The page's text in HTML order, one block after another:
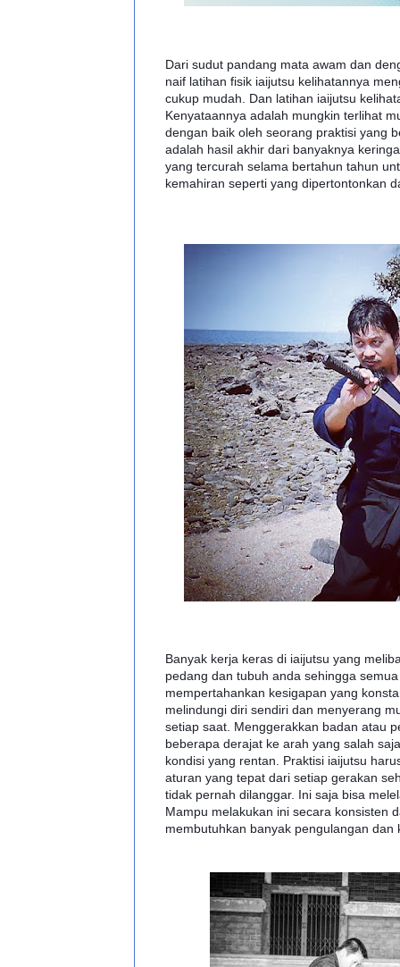
Dari sudut pandang mata awam dan
naif latihan fisik iaijutsu kelihatannya
cukup mudah. Dan latihan iaijutsu
Kenyataannya adalah mungkin terlihat
dengan baik oleh seorang praktisi yang
adalah hasil akhir dari banyaknya
yang tercurah selama bertahun tahun
kemahiran seperti yang dipertontonkan
Banyak kerja keras di iaijutsu yang
pedang dan tubuh anda sehingga
mempertahankan kesigapan yang
melindungi diri sendiri dan menyerang
setiap saat. Menggerakkan badan atau
beberapa derajat ke arah yang salah
kondisi yang rentan. Praktisi iaijutsu
aturan yang tepat dari setiap gerakan
tidak pernah dilanggar. Ini saja bisa
Mampu melakukan ini secara konsisten
membutuhkan banyak pengulangan dan